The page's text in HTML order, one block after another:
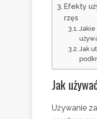
Efekty
rzęs
Jakie
Jak
Jak
Używanie